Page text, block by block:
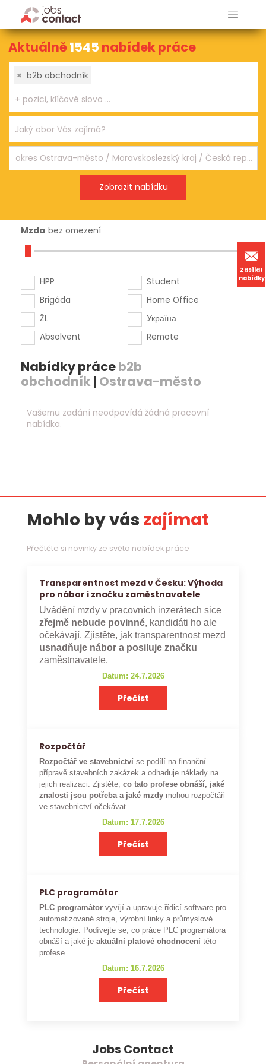
Zasílat
nabídky
Aktuálně1545 nabídek práce
× b2b obchodník
Mzda bez omezení
HPP
Brigáda
ŽL
Absolvent
Student
Home Office
Україна
Remote
Nabídky práceb2b
obchodník | Ostrava-město
Vašemu zadání neodpovídá žádná pracovní
nabídka.
Mohlo by vás zajímat
Přečtěte si novinky ze světa nabídek práce
Transparentnost mezd v Česku: Výhoda
pro nábor i značku zaměstnavatele
Uvádění mzdy v pracovních inzerátech sice
zřejmě nebude povinné, kandidáti ho ale
očekávají. Zjistěte, jak transparentnost mezd
usnadňuje nábor a posiluje značku
zaměstnavatele.
Datum: 24.7.2026
Přečíst
Rozpočtář
Rozpočtář ve stavebnictví se podílí na finanční
přípravě stavebních zakázek a odhaduje náklady na
jejich realizaci. Zjistěte,co tato profese obnáší, jaké
znalosti jsou potřeba a jaké mzdy mohou rozpočtáři
ve stavebnictví očekávat.
Datum: 17.7.2026
Přečíst
PLC programátor
PLC programátor vyvíjí a upravuje řídicí software pro
automatizované stroje, výrobní linky a průmyslové
technologie. Podívejte se, co práce PLC programátora
obnáší a jaké je aktuální platové ohodnocení této
profese.
Datum: 16.7.2026
Přečíst
Jobs Contact